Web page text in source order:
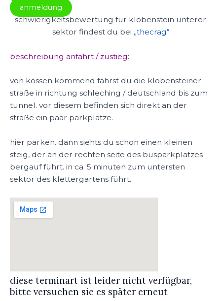
anmeldung
schwierigkeitsbewertung für klobenstein unterer
sektor findest du bei „thecrag“
beschreibung anfahrt / zustieg:
von kössen kommend fährst du die klobensteiner
straße in richtung schleching / deutschland bis zum
tunnel. vor diesem befinden sich direkt an der
straße ein paar parkplätze.
hier parken. dann siehts du schon einen kleinen
steig, der an der rechten seite des busparkplatzes
bergauf führt. in ca. 5 minuten zum untersten
sektor des klettergartens führt.
diese terminart ist leider nicht verfügbar,
bitte versuchen sie es später erneut